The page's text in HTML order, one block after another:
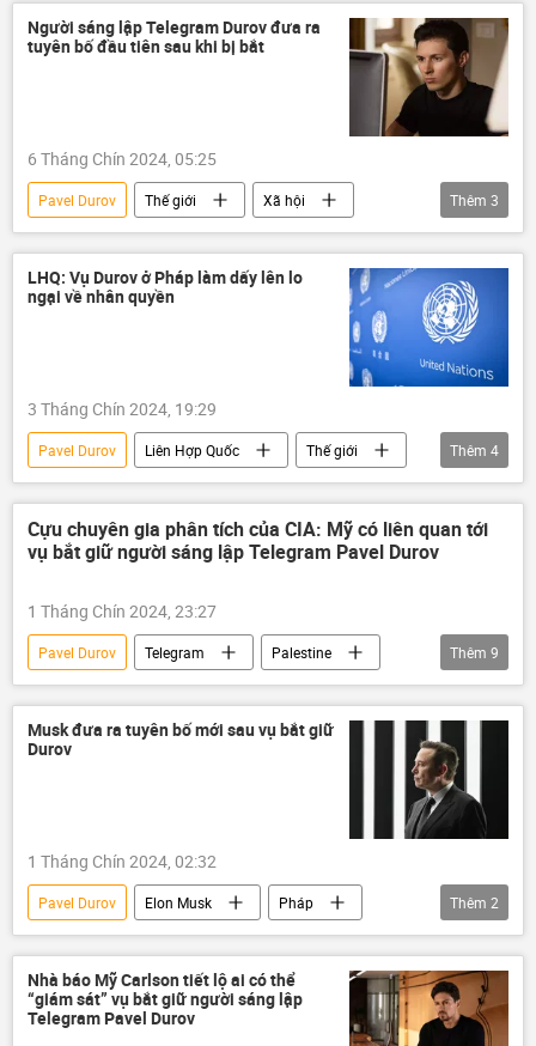
Hà Nội
Vụ tấn công khủng bố tại Crocus City Hall
Điện Kremlin
Moskva
Người sáng lập Telegram Durov đưa ra
tuyên bố đầu tiên sau khi bị bắt
6 Tháng Chín 2024, 05:25
Pavel Durov Thế giới
Xã hội
Telegram
Pháp Nga
Thêm 3
LHQ: Vụ Durov ở Pháp làm dấy lên lo
ngại về nhân quyền
3 Tháng Chín 2024, 19:29
Pavel Durov Liên Hợp Quốc
Thế giới
Pháp luật
Telegram
bị bắt
Pháp
Thêm 4
Cựu chuyên gia phân tích của CIA: Mỹ có liên quan tới
vụ bắt giữ người sáng lập Telegram Pavel Durov
1 Tháng Chín 2024, 23:27
Pavel Durov Telegram
Palestine
Gaza
xung đột quân sự
Trung Đông
Israel
Julian Assange
bắt giữ
Thêm 9
Musk đưa ra tuyên bố mới sau vụ bắt giữ
Durov
1 Tháng Chín 2024, 02:32
Pavel Durov Elon Musk
Pháp
Pháp luật
Thế giới
Thêm 2
Nhà báo Mỹ Carlson tiết lộ ai có thể
“giám sát” vụ bắt giữ người sáng lập
Telegram Pavel Durov